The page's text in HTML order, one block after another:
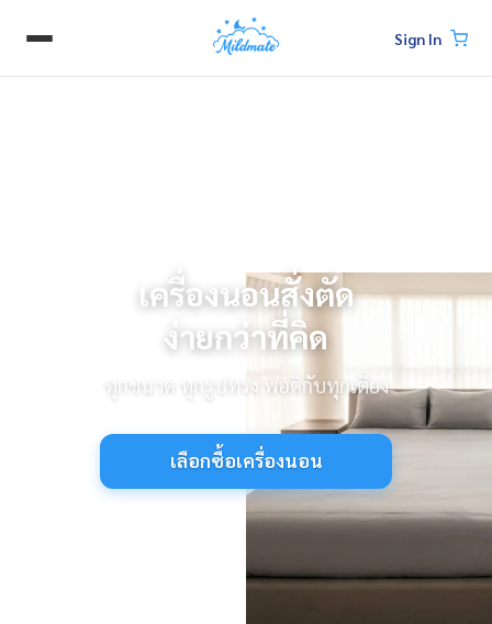
Sign In
เครื่องนอนสั่งตัด
ง่ายกว่าที่คิด
ทุกขนาด ทุกรูปทรง พอดีกับทุกเตียง
เลือกซื้อเครื่องนอน